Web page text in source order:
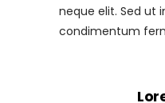
neque elit. Sed ut
condimentum